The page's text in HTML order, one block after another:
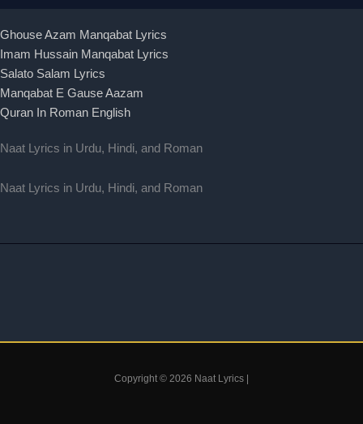
Ghouse Azam Manqabat Lyrics
Imam Hussain Manqabat Lyrics
Salato Salam Lyrics
Manqabat E Gause Aazam
Quran In Roman English
Naat Lyrics in Urdu, Hindi, and Roman
Naat Lyrics in Urdu, Hindi, and Roman
Copyright © 2026 Naat Lyrics |